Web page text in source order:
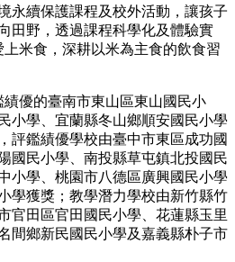
永續保護課程及校外活動，讓孩子
田野，透過課程科學化及體驗實
米食，深耕以米為主食的飲食習
優的臺南市東山區東山國民小
小學、宜蘭縣冬山鄉順安國民小學
評鑑績優學校由臺中市東區成功國
國民小學、南投縣草屯鎮北投國民
小學、桃園市八德區廣興國民小學
學獲獎；教學潛力學校由新竹縣竹
官田區官田國民小學、花蓮縣玉里
間鄉新民國民小學及嘉義縣朴子市